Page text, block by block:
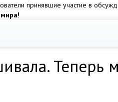
принявшие участие в
Теперь